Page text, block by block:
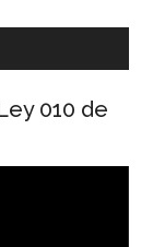
010 de